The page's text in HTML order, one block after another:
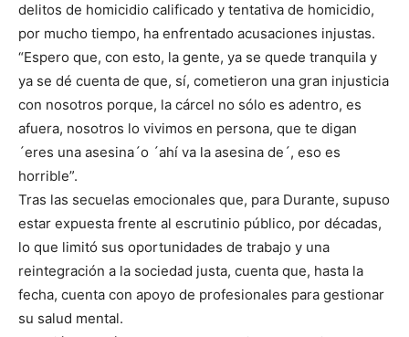
delitos de homicidio calificado y tentativa de homicidio,
por mucho tiempo, ha enfrentado acusaciones injustas.
“Espero que, con esto, la gente, ya se quede tranquila y
ya se dé cuenta de que, sí, cometieron una gran injusticia
con nosotros porque, la cárcel no sólo es adentro, es
afuera, nosotros lo vivimos en persona, que te digan
´eres una asesina´o ´ahí va la asesina de´, eso es
horrible”.
Tras las secuelas emocionales que, para Durante, supuso
estar expuesta frente al escrutinio público, por décadas,
lo que limitó sus oportunidades de trabajo y una
reintegración a la sociedad justa, cuenta que, hasta la
fecha, cuenta con apoyo de profesionales para gestionar
su salud mental.